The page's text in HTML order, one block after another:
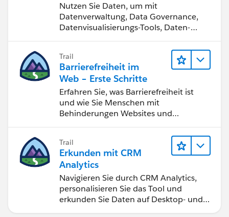
werden
Nutzen Sie Daten, um mit
Datenverwaltung, Data Governance,
Datenvisualisierungs-Tools, Daten-
bessere Geschäftsergebnisse zu
erzielen.
Trail
Barrierefreiheit im
Web – Erste Schritte
Erfahren Sie, was Barrierefreiheit ist
und wie Sie Menschen mit
Behinderungen Websites und
Trail
Erkunden mit CRM
Analytics
Navigieren Sie durch CRM Analytics,
personalisieren Sie das Tool und
erkunden Sie Daten auf Desktop- und